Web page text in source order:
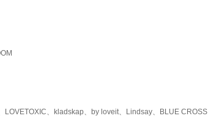
、kladskap、by loveit、Lindsay、BLUE CROSS